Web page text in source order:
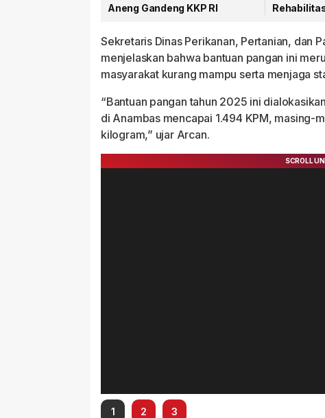
Aneng Gandeng KKP RI
Sekretaris Dinas Perikanan, Pertanian, dan
menjelaskan bahwa bantuan pangan ini
masyarakat kurang mampu serta menjaga
“Bantuan pangan tahun 2025 ini
di Anambas mencapai 1.494 KPM, masing-
kilogram,” ujar Arcan.
1 2 3